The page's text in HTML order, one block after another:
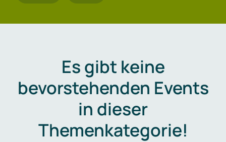
Es gibt keine
bevorstehenden Events
in dieser
Themenkategorie!